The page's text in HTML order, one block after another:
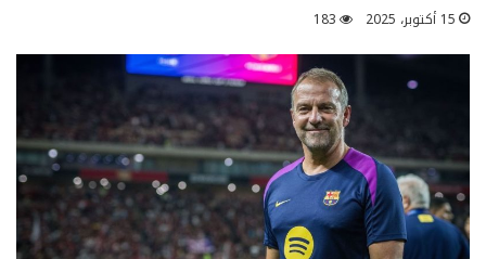
15 أكتوبر، 2025 183